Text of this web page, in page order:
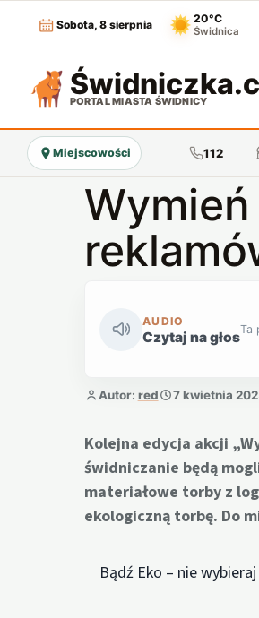
Sobota, 8 sierpnia
20°C
Świdnica
Świdniczka
PORTAL MIASTA ŚWIDNICY
Miejscowości 112
AUDIO
Czytaj na głosTa
Autor: red 7 kwietnia
Kolejna edycja akcji
świdniczanie będą
materiałowe torby z
ekologiczną torbę. Do
Bądź Eko – nie